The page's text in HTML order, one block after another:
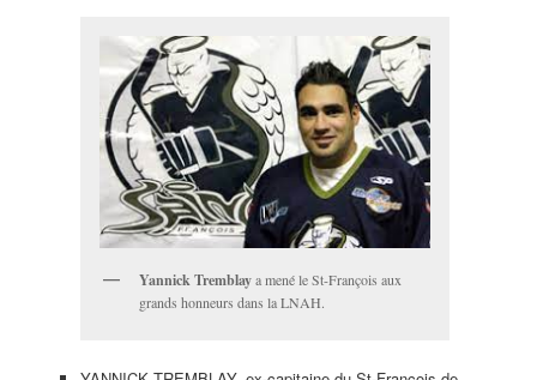
Yannick Tremblaya mené le St-François aux
grands honneurs dans la LNAH.